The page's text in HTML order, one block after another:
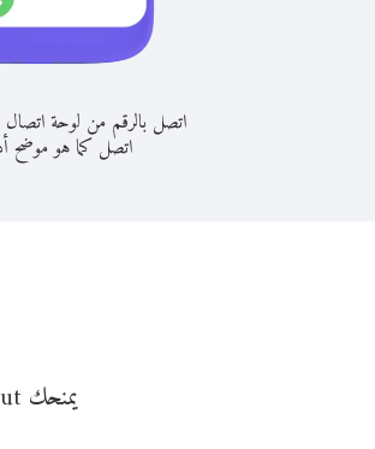
اتصل بالرقم من لوحة اتصال
اتصل كما هو موضح
يمنحك Viber Out المزيد من وقت المكالمة مقابل تكلفة أقل من المال. اختر من أحد خيارات الاتصال المرنة ذات السعر المنخفض: